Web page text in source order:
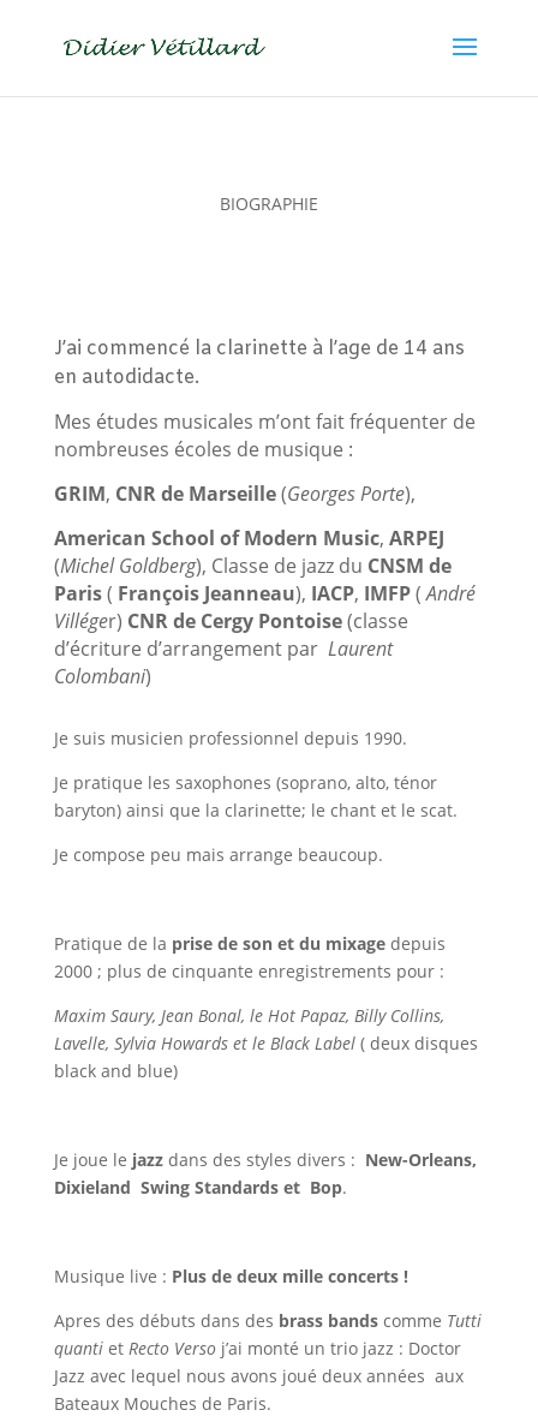
BIOGRAPHIE
J’ai commencé la clarinette à l’age de 14 ans
en autodidacte.
Mes études musicales m’ont fait fréquenter de
nombreuses écoles de musique :
GRIM, CNR de Marseille(Georges Porte),
American School of Modern Music, ARPEJ
(Michel Goldberg), Classe de jazz du CNSM de
Paris( François Jeanneau), IACP, IMFP(André
Villéger) CNR de Cergy Pontoise(classe
d’écriture d’arrangement par Laurent
Colombani)
Je suis musicien professionnel depuis 1990.
Je pratique les saxophones (soprano, alto, ténor
baryton) ainsi que la clarinette; le chant et le scat.
Je compose peu mais arrange beaucoup.
Pratique de la prise de son et du mixagedepuis
2000 ; plus de cinquante enregistrements pour :
Maxim Saury, Jean Bonal, le Hot Papaz, Billy Collins,
Lavelle, Sylvia Howards et le Black Label( deux disques
black and blue)
Je joue le jazzdans des styles divers : New-Orleans,
Dixieland Swing Standards et Bop.
Musique live : Plus de deux mille concerts !
Apres des débuts dans des brass bandscomme Tutti
quantiet Recto Versoj’ai monté un trio jazz : Doctor
Jazz avec lequel nous avons joué deux années aux
Bateaux Mouches de Paris.